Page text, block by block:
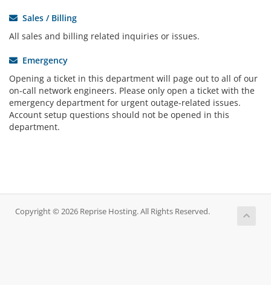
Sales / Billing
All sales and billing related inquiries or issues.
Emergency
Opening a ticket in this department will page out to all of our
on-call network engineers. Please only open a ticket with the
emergency department for urgent outage-related issues.
Account setup questions should not be opened in this
department.
Copyright © 2026 Reprise Hosting. All Rights Reserved.